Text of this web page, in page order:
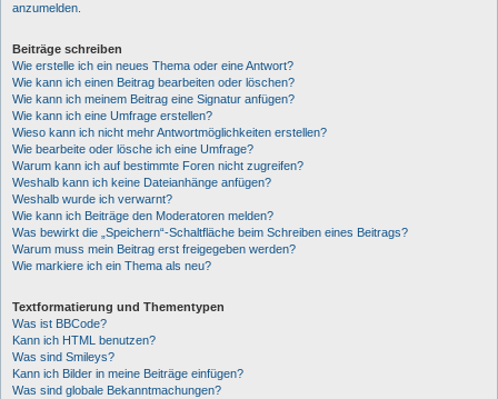
anzumelden.
Beiträge schreiben
Wie erstelle ich ein neues Thema oder eine Antwort?
Wie kann ich einen Beitrag bearbeiten oder löschen?
Wie kann ich meinem Beitrag eine Signatur anfügen?
Wie kann ich eine Umfrage erstellen?
Wieso kann ich nicht mehr Antwortmöglichkeiten erstellen?
Wie bearbeite oder lösche ich eine Umfrage?
Warum kann ich auf bestimmte Foren nicht zugreifen?
Weshalb kann ich keine Dateianhänge anfügen?
Weshalb wurde ich verwarnt?
Wie kann ich Beiträge den Moderatoren melden?
Was bewirkt die „Speichern“-Schaltfläche beim Schreiben eines Beitrags?
Warum muss mein Beitrag erst freigegeben werden?
Wie markiere ich ein Thema als neu?
Textformatierung und Thementypen
Was ist BBCode?
Kann ich HTML benutzen?
Was sind Smileys?
Kann ich Bilder in meine Beiträge einfügen?
Was sind globale Bekanntmachungen?